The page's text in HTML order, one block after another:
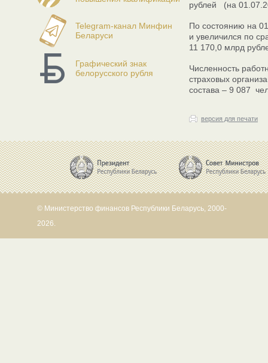
Telegram-канал Минфин
Беларуси
Графический знак
белорусского рубля
рублей (на
По состоянию на
и увеличился по
11 170,0 млрд
Численность
страховых
состава – 9 087
версия для печати
© Министерство финансов Республики Беларусь, 2000-
2026.